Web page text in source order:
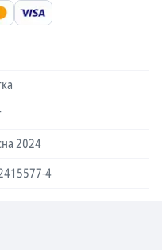
2024
4